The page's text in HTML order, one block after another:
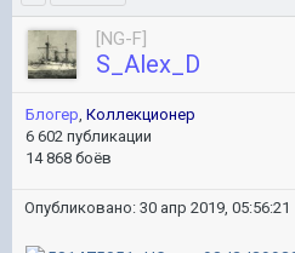
[NG-F]
S_Alex_D
Блогер Коллекционер
6 602 публикации
14 868 боёв
Опубликовано: 30 апр 2019, 05:56:21